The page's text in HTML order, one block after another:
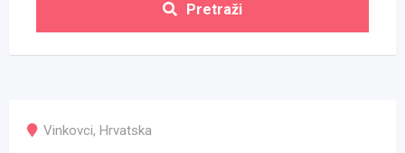
Pretraži
Vinkovci, Hrvatska